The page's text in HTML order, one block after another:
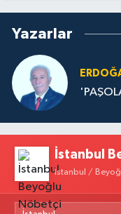
Yazarlar
İstanbul
İstanbul /